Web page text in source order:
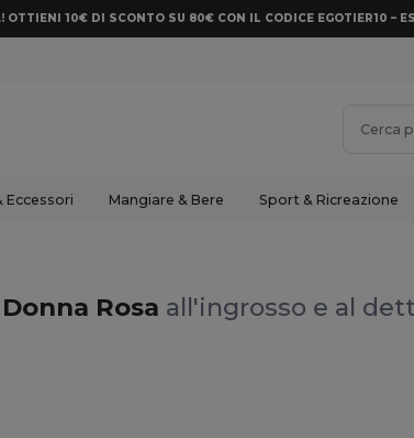
OTTIENI 10€ DI SCONTO SU 80€ CON IL CODICE EGOTIER10 –
Eccessori Mangiare & Bere Sport & Ricreazione
Rosa all'ingrosso e al